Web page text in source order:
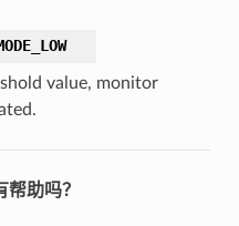
value, monitor
帮助吗？